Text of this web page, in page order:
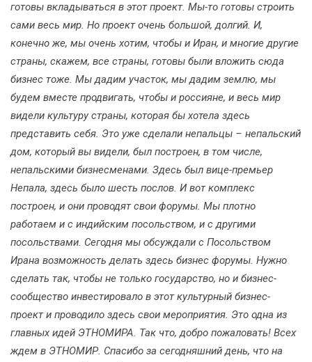
готовы вкладываться в этот проект. Мы-то готовы строить
сами весь мир. Но проект очень большой, долгий. И,
конечно же, мы очень хотим, чтобы и Иран, и многие другие
страны, скажем, все страны, готовы были вложить сюда
бизнес тоже. Мы дадим участок, мы дадим землю, мы
будем вместе продвигать, чтобы и россияне, и весь мир
видели культуру страны, которая бы хотела здесь
представить себя. Это уже сделали непальцы – непальский
дом, который вы видели, был построен, в том числе,
непальскими бизнесменами. Здесь был вице-премьер
Непала, здесь было шесть послов. И вот комплекс
построен, и они проводят свои форумы. Мы плотно
работаем и с индийским посольством, и с другими
посольствами. Сегодня мы обсуждали с Посольством
Ирана возможность делать здесь бизнес форумы. Нужно
сделать так, чтобы не только государство, но и бизнес-
сообщество инвестировало в этот культурный бизнес-
проект и проводило здесь свои мероприятия. Это одна из
главных идей ЭТНОМИРА. Так что, добро пожаловать! Всех
ждем в ЭТНОМИР. Спасибо за сегодняшний день, что на